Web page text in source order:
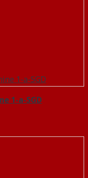
1-a-SGD